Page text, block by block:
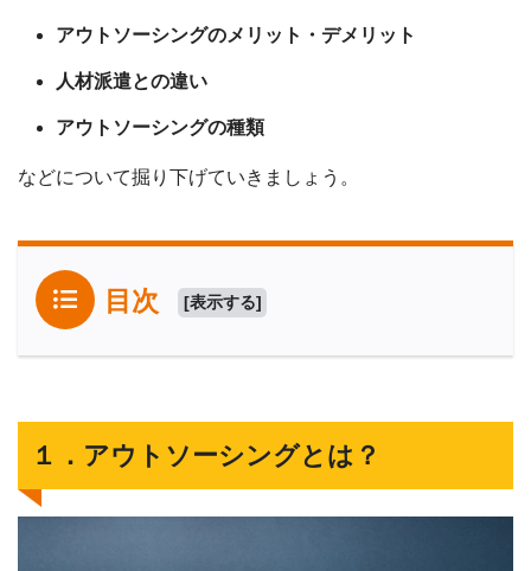
アウトソーシングのメリット・デメリット
人材派遣との違い
アウトソーシングの種類
などについて掘り下げていきましょう。
目次 [表示する]
１．アウトソーシングとは？